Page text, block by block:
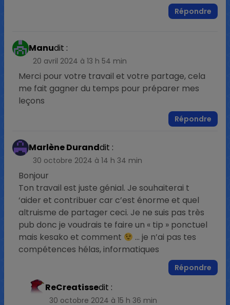
Répondre
Manudit :
20 avril 2024 à 13 h 54 min
Merci pour votre travail et votre partage, cela
me fait gagner du temps pour préparer mes
leçons
Répondre
Marlène Duranddit :
30 octobre 2024 à 14 h 34 min
Bonjour
Ton travail est juste génial. Je souhaiterai t
‘aider et contribuer car c’est énorme et quel
altruisme de partager ceci. Je ne suis pas très
pub donc je voudrais te faire un « tip » ponctuel
mais kesako et comment
… je n’ai pas tes
compétences hélas, informatiques
Répondre
ReCreatissedit :
30 octobre 2024 à 15 h 36 min